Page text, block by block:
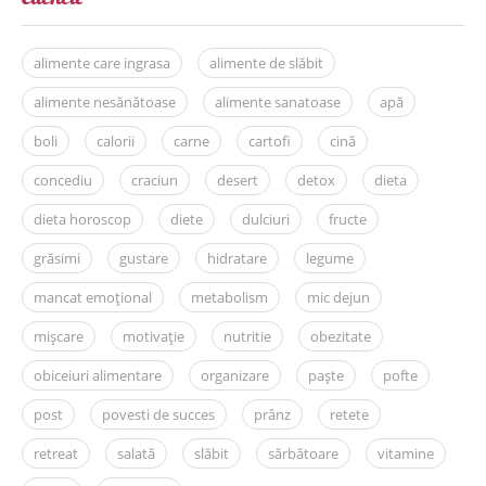
alimente care ingrasa
alimente de slăbit
alimente nesănătoase
alimente sanatoase
apă
boli
calorii carne cartofi
cină
concediu
craciun desert detox
dieta
dieta horoscop
diete dulciuri
fructe
grăsimi
gustare hidratare
legume
mancat emoțional
metabolism
mic dejun
mișcare
motivație nutritie
obezitate
obiceiuri alimentare
organizare paște
pofte
post
povesti de succes prânz
retete
retreat
salată slăbit sărbătoare
vitamine